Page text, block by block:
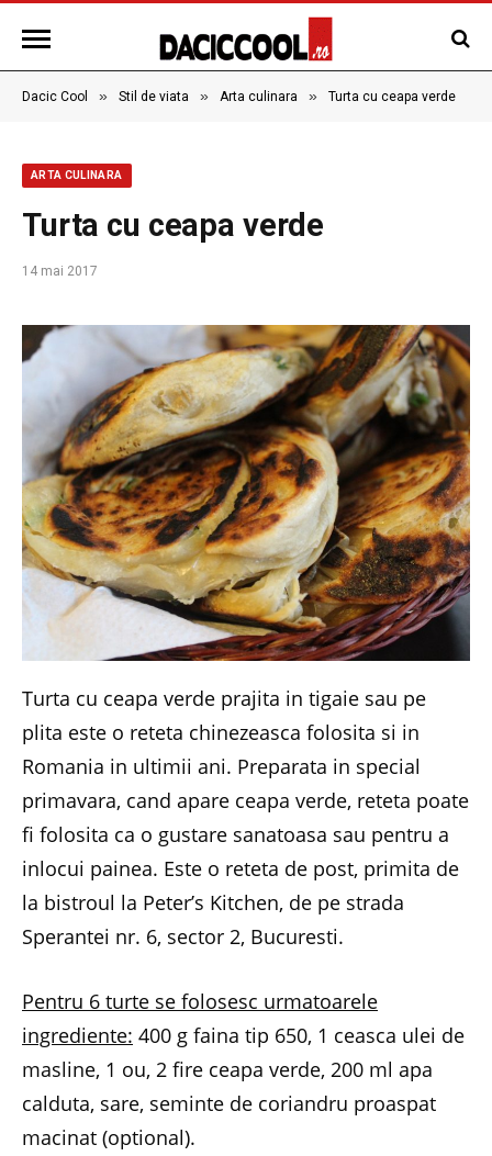
Dacic Cool » Stil de viata » Arta culinara » Turta cu ceapa verde
ARTA CULINARA
Turta cu ceapa verde
14 mai 2017
Turta cu ceapa verde prajita in tigaie sau pe
plita este o reteta chinezeasca folosita si in
Romania in ultimii ani. Preparata in special
primavara, cand apare ceapa verde, reteta poate
fi folosita ca o gustare sanatoasa sau pentru a
inlocui painea. Este o reteta de post, primita de
la bistroul la Peter’s Kitchen, de pe strada
Sperantei nr. 6, sector 2, Bucuresti.
Pentru 6 turte se folosesc urmatoarele
ingrediente: 400 g faina tip 650, 1 ceasca ulei de
masline, 1 ou, 2 fire ceapa verde, 200 ml apa
calduta, sare, seminte de coriandru proaspat
macinat (optional).